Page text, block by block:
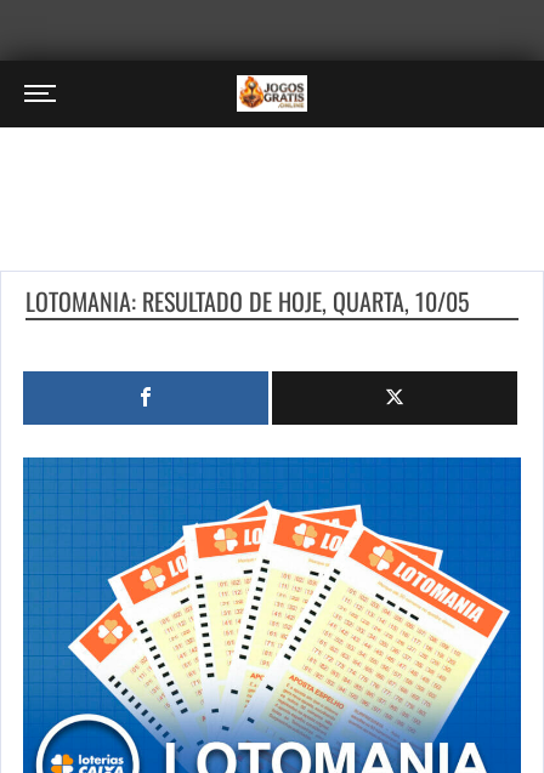
LOTOMANIA: RESULTADO DE HOJE, QUARTA, 10/05